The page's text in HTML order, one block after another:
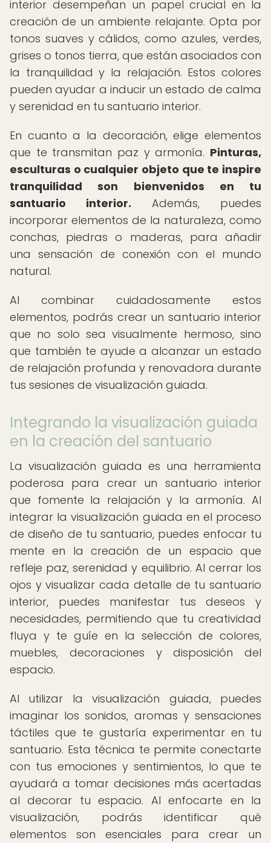
interior desempeñan un papel crucial en la
creación de un ambiente relajante. Opta por
tonos suaves y cálidos, como azules, verdes,
grises o tonos tierra, que están asociados con
la tranquilidad y la relajación. Estos colores
pueden ayudar a inducir un estado de calma
y serenidad en tu santuario interior.
En cuanto a la decoración, elige elementos
que te transmitan paz y armonía. Pinturas,
esculturas o cualquier objeto que te inspire
tranquilidad son bienvenidos en tu
santuario interior. Además, puedes
incorporar elementos de la naturaleza, como
conchas, piedras o maderas, para añadir
una sensación de conexión con el mundo
natural.
Al combinar cuidadosamente estos
elementos, podrás crear un santuario interior
que no solo sea visualmente hermoso, sino
que también te ayude a alcanzar un estado
de relajación profunda y renovadora durante
tus sesiones de visualización guiada.
Integrando la visualización guiada
en la creación del santuario
La visualización guiada es una herramienta
poderosa para crear un santuario interior
que fomente la relajación y la armonía. Al
integrar la visualización guiada en el proceso
de diseño de tu santuario, puedes enfocar tu
mente en la creación de un espacio que
refleje paz, serenidad y equilibrio. Al cerrar los
ojos y visualizar cada detalle de tu santuario
interior, puedes manifestar tus deseos y
necesidades, permitiendo que tu creatividad
fluya y te guíe en la selección de colores,
muebles, decoraciones y disposición del
espacio.
Al utilizar la visualización guiada, puedes
imaginar los sonidos, aromas y sensaciones
táctiles que te gustaría experimentar en tu
santuario. Esta técnica te permite conectarte
con tus emociones y sentimientos, lo que te
ayudará a tomar decisiones más acertadas
al decorar tu espacio. Al enfocarte en la
visualización, podrás identificar qué
elementos son esenciales para crear un